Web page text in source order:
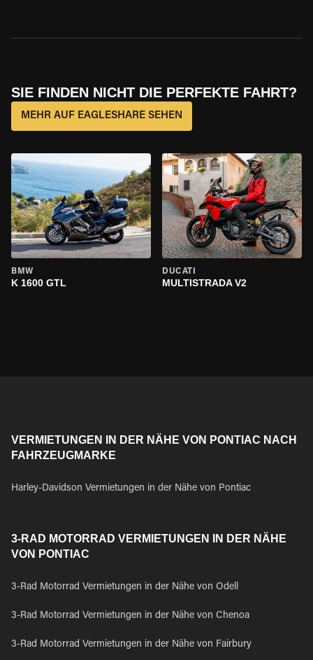
SIE FINDEN NICHT DIE PERFEKTE FAHRT?
MEHR AUF EAGLESHARE SEHEN
BMW
K 1600 GTL
DUCATI
MULTISTRADA V2
VERMIETUNGEN IN DER NÄHE VON PONTIAC NACH
FAHRZEUGMARKE
Harley-Davidson Vermietungen in der Nähe von Pontiac
3-RAD MOTORRAD VERMIETUNGEN IN DER NÄHE
VON PONTIAC
3-Rad Motorrad Vermietungen in der Nähe von Odell
3-Rad Motorrad Vermietungen in der Nähe von Chenoa
3-Rad Motorrad Vermietungen in der Nähe von Fairbury